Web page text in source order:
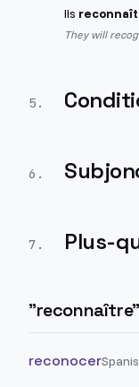
Ils
They will
5 .
6 .
7 . Plus-
"reconnaître
reconocer